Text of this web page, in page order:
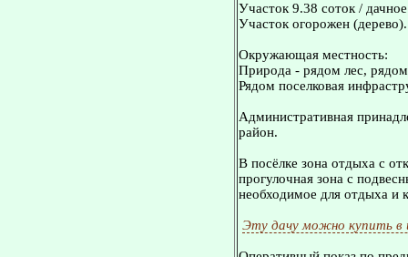
Участок 9.38 соток /
Участок огорожен (дерево).
Окружающая местность:
Природа - рядом лес,
Рядом поселковая
Административная
район.
В посёлке зона отдыха с
прогулочная зона с
необходимое для отдыха и
Эту дачу можно купить в